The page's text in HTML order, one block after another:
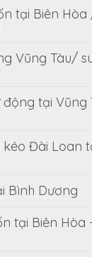
tại Biên
Vũng Tàu/
tại Vũng
kéo Đài Loan
Bình Dương
tại Biên Hòa